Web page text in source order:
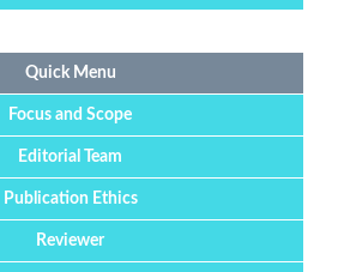
Quick Menu
Focus and Scope
Editorial Team
Publication Ethics
Reviewer